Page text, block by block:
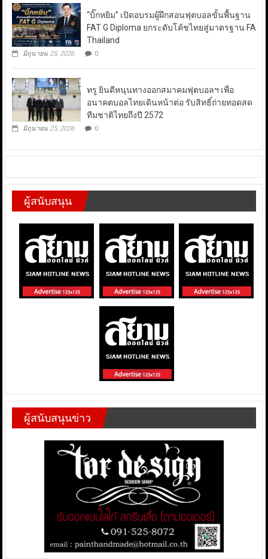
“บิ๊กหยิม” เปิดอบรมผู้ฝึกสอนฟุตบอลขั้นพื้นฐาน
FAT G Diploma ยกระดับโค้ชไทยสู่มาตรฐาน FA
Thailand
มิถุนายน 25, 2026 0
ทรู ยินดีหนุนทางออกสมาคมฟุตบอลฯ เพื่อ
อนาคตบอลไทยเดินหน้าต่อ รับสิทธิ์ถ่ายทอดสด
ทีมชาติไทยถึงปี 2572
มิถุนายน 25, 2026 0
ผู้สนับสนุน
ผู้สนับสนุนข่าว